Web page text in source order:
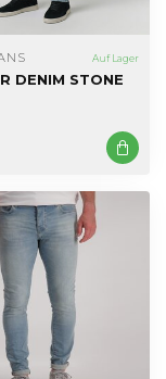
Auf Lager
DENIM STONE